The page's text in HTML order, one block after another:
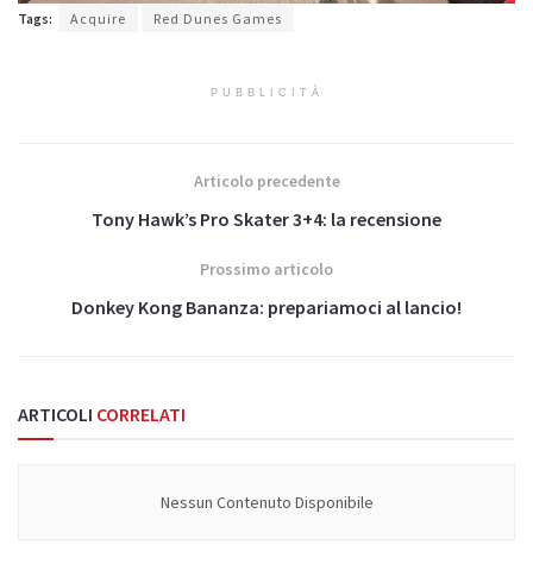
Tags: Acquire Red Dunes Games
PUBBLICITÀ
Articolo precedente
Tony Hawk’s Pro Skater 3+4: la recensione
Prossimo articolo
Donkey Kong Bananza: prepariamoci al lancio!
ARTICOLI CORRELATI
Nessun Contenuto Disponibile